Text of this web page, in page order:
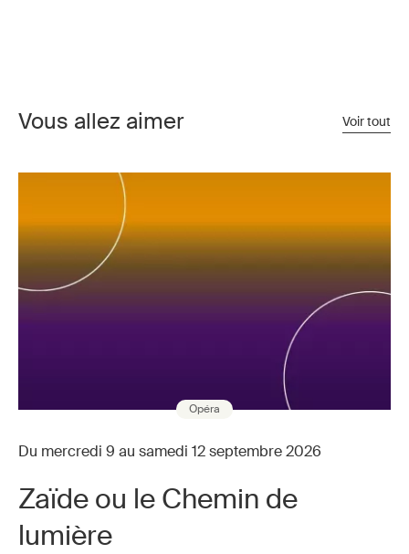
Vous allez aimer Voir tout
Opéra
Du mercredi 9 au samedi 12 septembre 2026
Zaïde ou le Chemin de
lumière